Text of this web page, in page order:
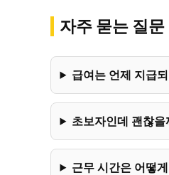
자주 묻는 질
급여는 언제 지급
초보자인데 괜찮을
근무 시간은 어떻